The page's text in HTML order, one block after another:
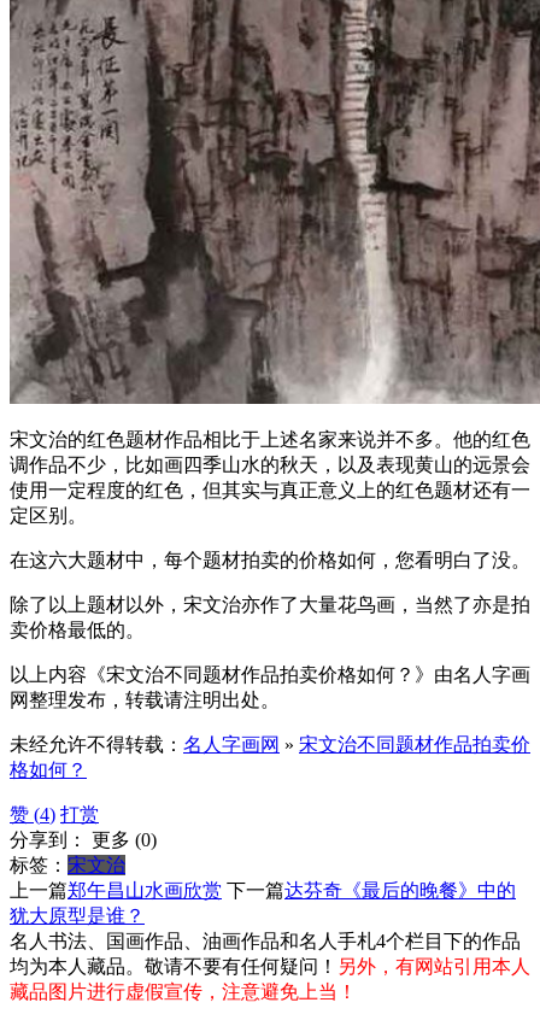
宋文治的红色题材作品相比于上述名家来说并不多。他的红色
调作品不少，比如画四季山水的秋天，以及表现黄山的远景会
使用一定程度的红色，但其实与真正意义上的红色题材还有一
定区别。
在这六大题材中，每个题材拍卖的价格如何，您看明白了没。
除了以上题材以外，宋文治亦作了大量花鸟画，当然了亦是拍
卖价格最低的。
以上内容《宋文治不同题材作品拍卖价格如何？》由名人字画
网整理发布，转载请注明出处。
未经允许不得转载： 名人字画网 » 宋文治不同题材作品拍卖价
格如何？
赞 (4) 打赏
分享到： 更多 (0)
标签： 宋文治
上一篇郑午昌山水画欣赏 下一篇达芬奇《最后的晚餐》中的
犹大原型是谁？
名人书法、国画作品、油画作品和名人手札4个栏目下的作品
均为本人藏品。敬请不要有任何疑问！ 另外，有网站引用本人
藏品图片进行虚假宣传，注意避免上当！